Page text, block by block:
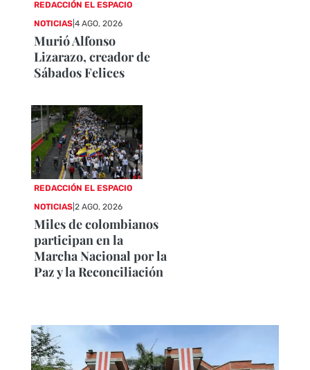
REDACCIÓN EL ESPACIO
NOTICIAS |4 AGO, 2026
Murió Alfonso
Lizarazo, creador de
Sábados Felices
REDACCIÓN EL ESPACIO
NOTICIAS |2 AGO, 2026
Miles de colombianos
participan en la
Marcha Nacional por la
Paz y la Reconciliación